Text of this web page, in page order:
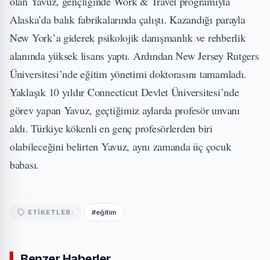
Alaska’da balık fabrikalarında çalıştı. Kazandığı parayla
New York’a giderek psikolojik danışmanlık ve rehberlik
alanında yüksek lisans yaptı. Ardından New Jersey Rutgers
Üniversitesi’nde eğitim yönetimi doktorasını tamamladı.
Yaklaşık 10 yıldır Connecticut Devlet Üniversitesi’nde
görev yapan Yavuz, geçtiğimiz aylarda profesör unvanı
aldı. Türkiye kökenli en genç profesörlerden biri
olabileceğini belirten Yavuz, aynı zamanda üç çocuk
babası.
ETIKETLER: #eğitim